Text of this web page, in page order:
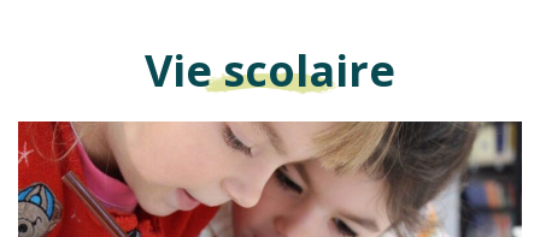
Vie scolaire